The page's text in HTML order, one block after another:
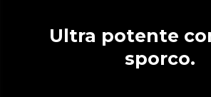
Ultra potente contro lo
sporco.